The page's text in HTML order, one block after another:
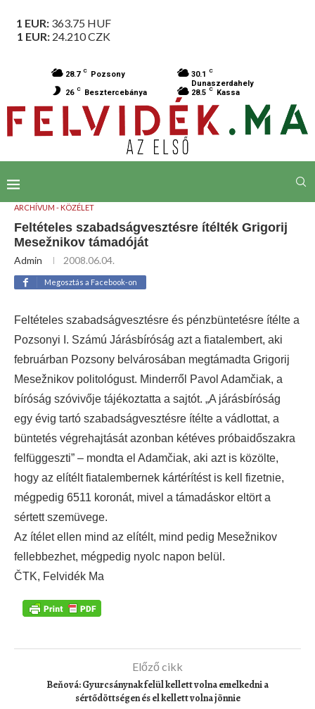
1 EUR: 363.75 HUF
1 EUR: 24.210CZK
28.7 C Pozsony 30.1 C
Dunaszerdahely
26 C Besztercebánya 28.5 C Kassa
ARCHÍVUM - KÖZÉLET
Feltételes szabadságvesztésre ítélték Grigorij
Mesežnikov támadóját
Admin 2008.06.04.
Megosztás a Facebook-on
Feltételes szabadságvesztésre és pénzbüntetésre ítélte a
Pozsonyi I. Számú Járásbíróság azt a fiatalembert, aki
februárban Pozsony belvárosában megtámadta Grigorij
Mesežnikov politológust. Minderről Pavol Adamčiak, a
bíróság szóvivője tájékoztatta a sajtót. „A járásbíróság
egy évig tartó szabadságvesztésre ítélte a vádlottat, a
büntetés végrehajtását azonban kétéves próbaidőszakra
felfüggeszti” – mondta el Adamčiak, aki azt is közölte,
hogy az elítélt fiatalembernek kártérítést is kell fizetnie,
mégpedig 6511 koronát, mivel a támadáskor eltört a
sértett szemüvege.
Az ítélet ellen mind az elítélt, mind pedig Mesežnikov
fellebbezhet, mégpedig nyolc napon belül.
ČTK, Felvidék Ma
Előző cikk
Beňová: Gyurcsánynak felül kellett volna emelkedni a
sértődöttségen és el kellett volna jönnie